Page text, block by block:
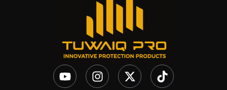
T
i
X
-
I
n
Y
o